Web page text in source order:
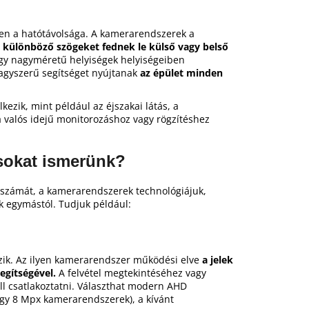
a hatótávolsága. A kamerarendszerek a
szögeket fednek le külső vagy belső
nagyméretű helyiségek helyiségeiben
segítséget nyújtanak az épület minden
mint például az éjszakai látás, a
idejű monitorozáshoz vagy rögzítéshez
ismerünk?
a kamerarendszerek technológiájuk,
egymástól. Tudjuk például:
Az ilyen kamerarendszer működési elve a jelek
A felvétel megtekintéséhez vagy
csatlakoztatni. Választhat modern AHD
8 Mpx kamerarendszerek), a kívánt